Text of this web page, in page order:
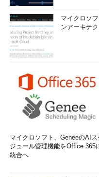
マイクロソ
ンアーキテ
マイクロソフト、GeneeのAIス
ジュール管理機能をOffice 365
統合へ